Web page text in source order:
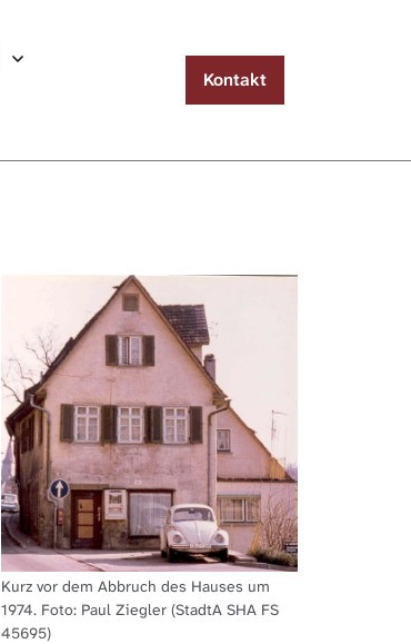
Kontakt
Kurz vor dem Abbruch des Hauses um
1974. Foto: Paul Ziegler (StadtA SHA FS
45695)